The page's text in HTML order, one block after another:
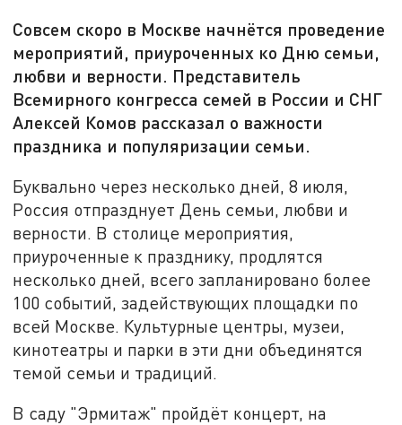
Совсем скоро в Москве начнётся проведение
мероприятий, приуроченных ко Дню семьи,
любви и верности. Представитель
Всемирного конгресса семей в России и СНГ
Алексей Комов рассказал о важности
праздника и популяризации семьи.
Буквально через несколько дней, 8 июля,
Россия отпразднует День семьи, любви и
верности. В столице мероприятия,
приуроченные к празднику, продлятся
несколько дней, всего запланировано более
100 событий, задействующих площадки по
всей Москве. Культурные центры, музеи,
кинотеатры и парки в эти дни объединятся
темой семьи и традиций.
В саду "Эрмитаж" пройдёт концерт, на